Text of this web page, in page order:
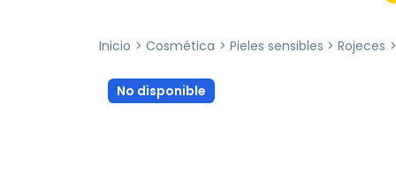
Inicio Cosmética Pieles sensibles Rojeces
No disponible